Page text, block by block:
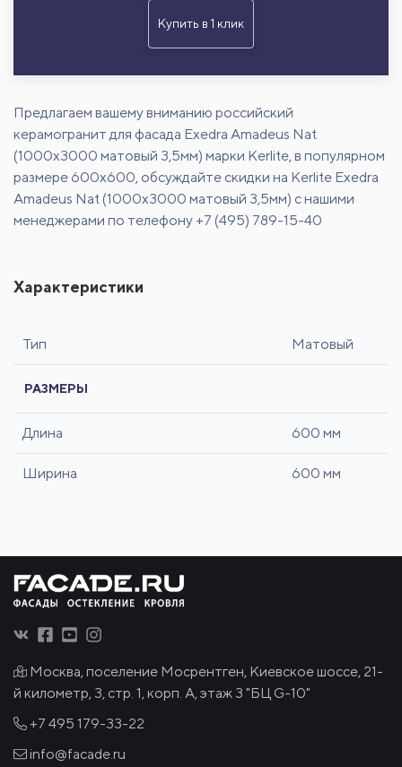
Купить в 1 клик
Предлагаем вашему вниманию российский
керамогранит для фасада Exedra Amadeus Nat
(1000x3000 матовый 3,5мм) марки Kerlite, в популярном
размере 600х600, обсуждайте скидки на Kerlite Exedra
Amadeus Nat (1000x3000 матовый 3,5мм) с нашими
менеджерами по телефону +7 (495) 789-15-40
Характеристики
Тип Матовый
РАЗМЕРЫ
Длина 600 мм
Ширина 600 мм
Москва, поселение Мосрентген, Киевское шоссе, 21-
й километр, 3, стр. 1, корп. А, этаж 3 "БЦ G-10"
+7 495 179-33-22
info@facade.ru